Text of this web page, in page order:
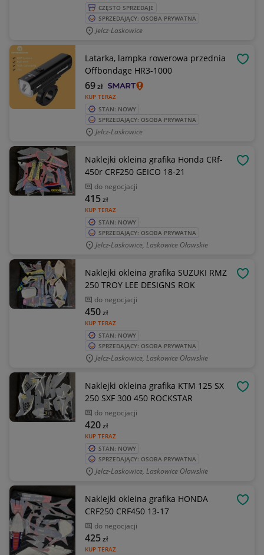
CZĘSTO SPRZEDAJE
SPRZEDAJĄCY: OSOBA PRYWATNA
Jelcz-Laskowice
Latarka, lampka rowerowa przednia
Offbondage HR3-1000
KUP TERAZ
69zł
STAN: NOWY
SPRZEDAJĄCY: OSOBA PRYWATNA
Jelcz-Laskowice
Naklejki okleina grafika Honda CRf-
450r CRF250 GEICO 18-21
do negocjacji
KUP TERAZ
415zł
STAN: NOWY
SPRZEDAJĄCY: OSOBA PRYWATNA
Jelcz-Laskowice, Laskowice Oławskie
Naklejki okleina grafika SUZUKI RMZ
250 TROY LEE DESIGNS ROK
do negocjacji
KUP TERAZ
450zł
STAN: NOWY
SPRZEDAJĄCY: OSOBA PRYWATNA
Jelcz-Laskowice, Laskowice Oławskie
Naklejki okleina grafika KTM 125 SX
250 SXF 300 450 ROCKSTAR
do negocjacji
KUP TERAZ
420zł
STAN: NOWY
SPRZEDAJĄCY: OSOBA PRYWATNA
Jelcz-Laskowice, Laskowice Oławskie
Naklejki okleina grafika HONDA
CRF250 CRF450 13-17
do negocjacji
KUP TERAZ
425zł